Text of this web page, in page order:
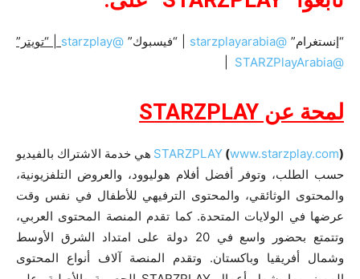
“إنستغرام” @starzplayarabia | “فيسبوك” @starzplay
| “تويتر”
@STARZPlayArabia
لمحة عن STARZPLAY
STARZPLAY (www.starzplay.com)
هي خدمة الاشتراك بالفيديو
حسب الطلب، وتوفر أفضل أفلام هوليوود، والعروض التلفزيونية،
والمحتوى الوثائقي، والمحتوى الترفيهي للأطفال في نفس وقت
عرضها في الولايات المتحدة. كما تقدم المنصة المحتوى العربي،
وتتمتع بحضور واسع في 20 دولة على امتداد الشرق الأوسط
وشمال أفريقيا وباكستان. وتقدم المنصة آلاف أنواع المحتوى